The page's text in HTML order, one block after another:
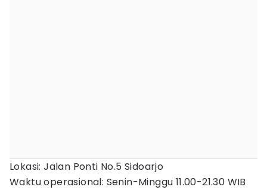
Lokasi: Jalan Ponti No.5 Sidoarjo
Waktu operasional: Senin-Minggu 11.00-21.30 WIB